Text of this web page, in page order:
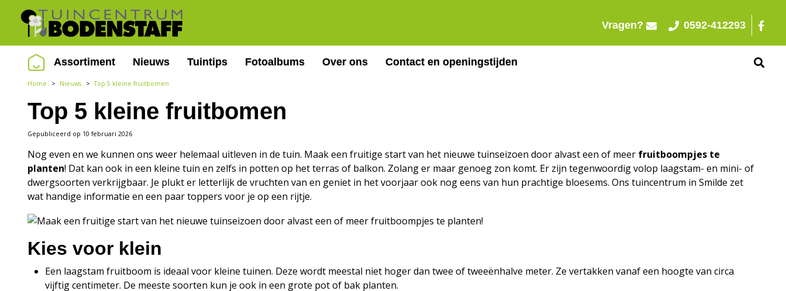
content
Home > Nieuws > Top 5 kleine fruitbomen
Vragen? 0592-412293
Assortiment Nieuws Tuintips Fotoalbums Over ons Contact en openingstijden
Top 5 kleine fruitbomen
Gepubliceerd op 10 februari 2026
Nog even en we kunnen ons weer helemaal uitleven in de tuin. Maak een fruitige start van het nieuwe tuinseizoen door alvast een of meer fruitboompjes te
planten! Dat kan ook in een kleine tuin en zelfs in potten op het terras of balkon. Zolang er maar genoeg zon komt. Er zijn tegenwoordig volop laagstam- en mini- of
dwergsoorten verkrijgbaar. Je plukt er letterlijk de vruchten van en geniet in het voorjaar ook nog eens van hun prachtige bloesems. Ons tuincentrum in Smilde zet
wat handige informatie en een paar toppers voor je op een rijtje.
Kies voor klein
Een laagstam fruitboom is ideaal voor kleine tuinen. Deze wordt meestal niet hoger dan twee of tweeënhalve meter. Ze vertakken vanaf een hoogte van circa
vijftig centimeter. De meeste soorten kun je ook in een grote pot of bak planten.